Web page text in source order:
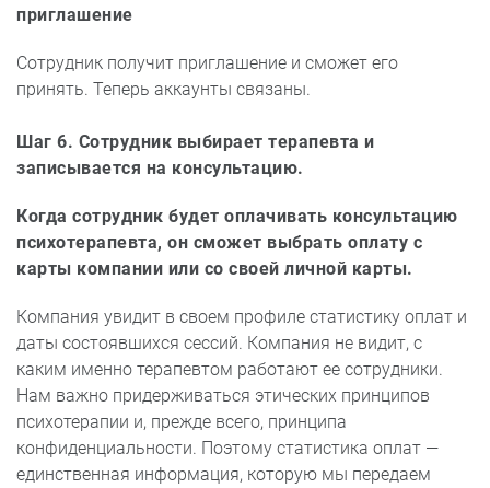
приглашение
Сотрудник получит приглашение и сможет его
принять. Теперь аккаунты связаны.
Шаг 6. Сотрудник выбирает терапевта и
записывается на консультацию.
Когда сотрудник будет оплачивать консультацию
психотерапевта, он сможет выбрать оплату с
карты компании или со своей личной карты.
Компания увидит в своем профиле статистику оплат и
даты состоявшихся сессий. Компания не видит, с
каким именно терапевтом работают ее сотрудники.
Нам важно придерживаться этических принципов
психотерапии и, прежде всего, принципа
конфиденциальности. Поэтому статистика оплат —
единственная информация, которую мы передаем